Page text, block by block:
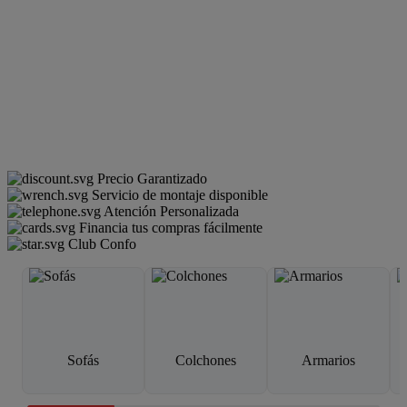
Precio Garantizado
Servicio de montaje disponible
Atención Personalizada
Financia tus compras fácilmente
Club Confo
Sofás Colchones Armarios